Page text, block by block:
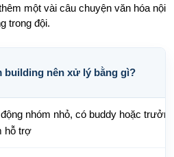
một vài câu chuyện văn hóa nội
trong đội.
building nên xử lý bằng gì?
nhóm nhỏ, có buddy hoặc trưởng
hỗ trợ